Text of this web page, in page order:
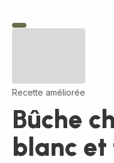
Recette améliorée
Bûche
blanc et